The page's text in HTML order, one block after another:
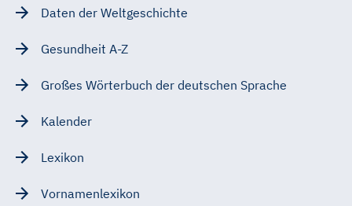
Daten der Weltgeschichte
Gesundheit A-Z
Großes Wörterbuch der deutschen Sprache
Kalender
Lexikon
Vornamenlexikon